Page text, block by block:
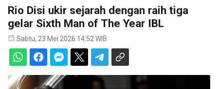
Rio Disi ukir sejarah dengan raih tiga
gelar Sixth Man of The Year IBL
Sabtu, 23 Mei 2026 14:52 WIB